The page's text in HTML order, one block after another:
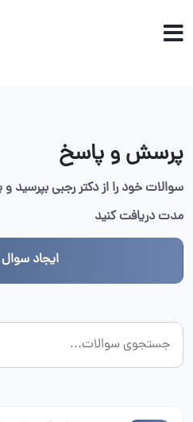
پرسش و پاسخ
سوالات خود را از دکتر رجبی بپرسید
مدت دریافت کنید
ایجاد